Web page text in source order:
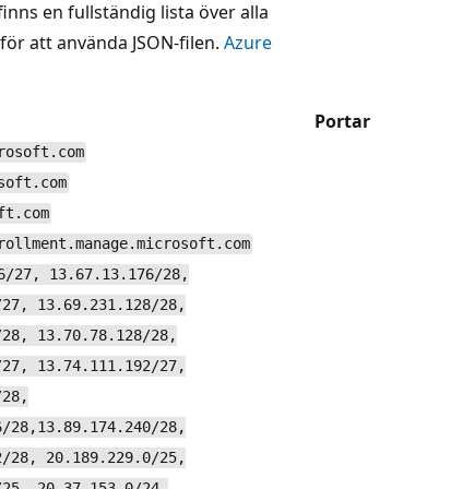
en fullständig lista över alla
att använda JSON-filen. Azure
Portar
27, 13.67.13.176/28,
13.69.231.128/28,
13.70.78.128/28,
13.74.111.192/27,
28,13.89.174.240/28,
28, 20.189.229.0/25,